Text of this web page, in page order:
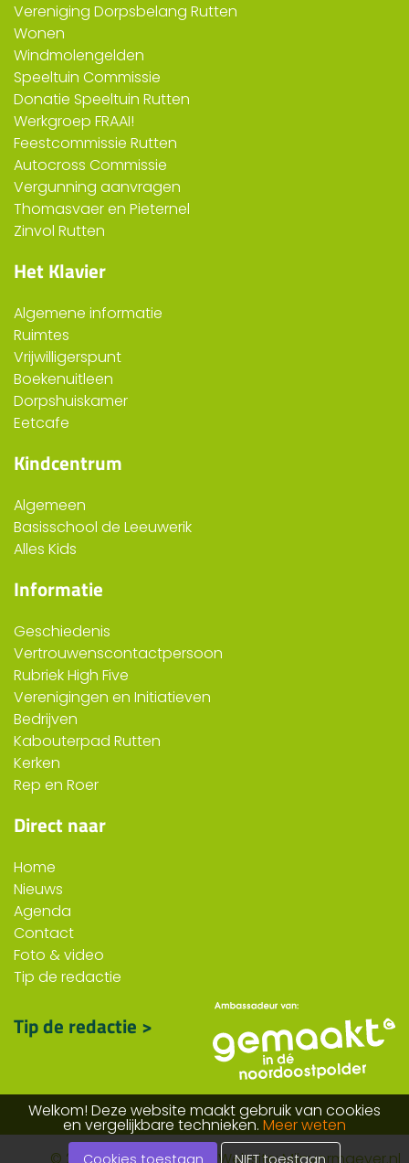
Vereniging Dorpsbelang Rutten
Wonen
Windmolengelden
Speeltuin Commissie
Donatie Speeltuin Rutten
Werkgroep FRAAI!
Feestcommissie Rutten
Autocross Commissie
Vergunning aanvragen
Thomasvaer en Pieternel
Zinvol Rutten
Het Klavier
Algemene informatie
Ruimtes
Vrijwilligerspunt
Boekenuitleen
Dorpshuiskamer
Eetcafe
Kindcentrum
Algemeen
Basisschool de Leeuwerik
Alles Kids
Informatie
Geschiedenis
Vertrouwenscontactpersoon
Rubriek High Five
Verenigingen en Initiatieven
Bedrijven
Kabouterpad Rutten
Kerken
Rep en Roer
Direct naar
Home
Nieuws
Agenda
Contact
Foto & video
Tip de redactie
Tip de redactie >
Welkom! Deze website maakt gebruik van cookies
en vergelijkbare technieken. Meer weten
Cookies toestaan NIET toestaan